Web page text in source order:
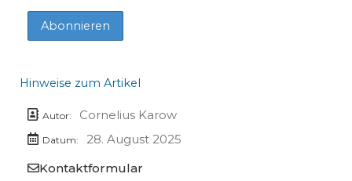
Hinweise zum Artikel
Autor: Cornelius Karow
Datum:
28. August 2025
Kontaktformular